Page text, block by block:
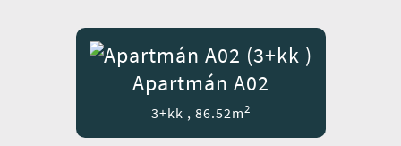
Apartmán A02
3+kk , 86.52m2